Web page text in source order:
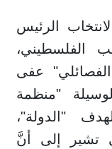
الرئيس
الفلسطيني،
عفى
"منظمة
"الدولة"،
تشير إلى أنَّ